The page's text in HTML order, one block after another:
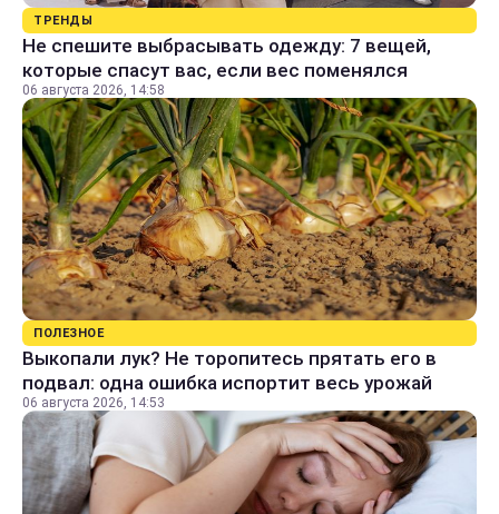
ТРЕНДЫ
Не спешите выбрасывать одежду: 7 вещей,
которые спасут вас, если вес поменялся
06 августа 2026, 14:58
ПОЛЕЗНОЕ
Выкопали лук? Не торопитесь прятать его в
подвал: одна ошибка испортит весь урожай
06 августа 2026, 14:53